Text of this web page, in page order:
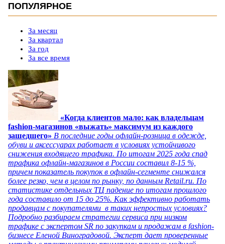
ПОПУЛЯРНОЕ
За месяц
За квартал
За год
За все время
«Когда клиентов мало: как владельцам
fashion-магазинов «выжать» максимум из каждого
зашедшего» В последние годы офлайн-розница в одежде,
обуви и аксессуарах работает в условиях устойчивого
снижения входящего трафика. По итогам 2025 года спад
трафика офлайн-магазинов в России составил 8-15 %,
причем показатель покупок в офлайн-сегменте снижался
более резко, чем в целом по рынку, по данным Retail.ru. По
статистике отдельных ТЦ падение по итогам прошлого
года составило от 15 до 25%. Как эффективно работать
продавцам с покупателями в таких непростых условиях?
Подробно разбираем стратегии сервиса при низком
трафике с экспертом SR по закупкам и продажам в fashion-
бизнесе Еленой Виноградовой. Эксперт дает проверенные